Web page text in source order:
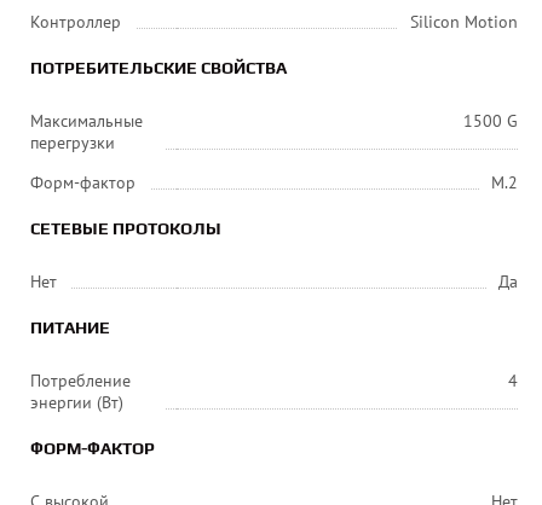
Контроллер Silicon Motion
ПОТРЕБИТЕЛЬСКИЕ СВОЙСТВА
Максимальные
перегрузки
1500 G
Форм-фактор M.2
СЕТЕВЫЕ ПРОТОКОЛЫ
Нет Да
ПИТАНИЕ
Потребление
энергии (Вт)
4
ФОРМ-ФАКТОР